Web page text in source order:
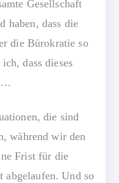
Gesellschaft
haben, dass die
die Bürokratie so
dass dieses
die sind
während wir den
Frist für die
abgelaufen. Und so